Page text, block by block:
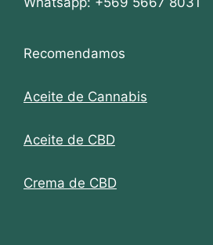
Recomendamos
Aceite de Cannabis
Aceite de CBD
Crema de CBD